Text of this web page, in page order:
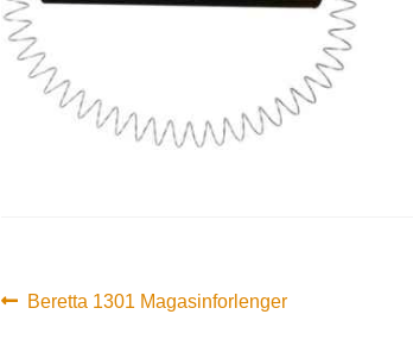
Innleggsnavigasjon
Forrige
Beretta 1301 Magasinforlenger